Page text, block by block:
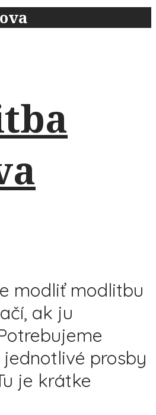
modliť modlitbu
ak ju
prosby
je krátke